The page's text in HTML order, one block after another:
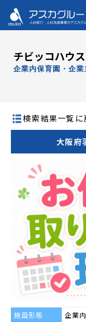
チビッコハウ
企業内保育園・企業
検索結果一覧に
大阪府
施設形態
企業